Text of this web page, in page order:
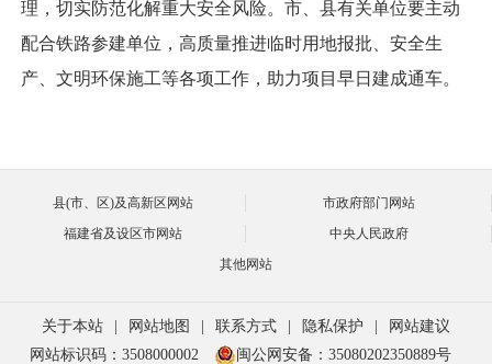
理，切实防范化解重大安全风险。市、县有关单位要主动
配合铁路参建单位，高质量推进临时用地报批、安全生
产、文明环保施工等各项工作，助力项目早日建成通车。
县(市、区)及高新区网站
市政府部门网站
福建省及设区市网站
中央人民政府
其他网站
关于本站 网站地图 联系方式 隐私保护
网站建议
网站标识码：3508000002
闽公网安备：35080202350889号